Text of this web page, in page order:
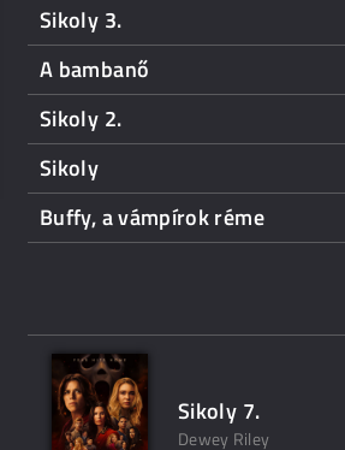
Sikoly 3.
A bambanő
Sikoly 2.
Sikoly
Buffy, a vámpírok réme
Sikoly 7.
Dewey Riley